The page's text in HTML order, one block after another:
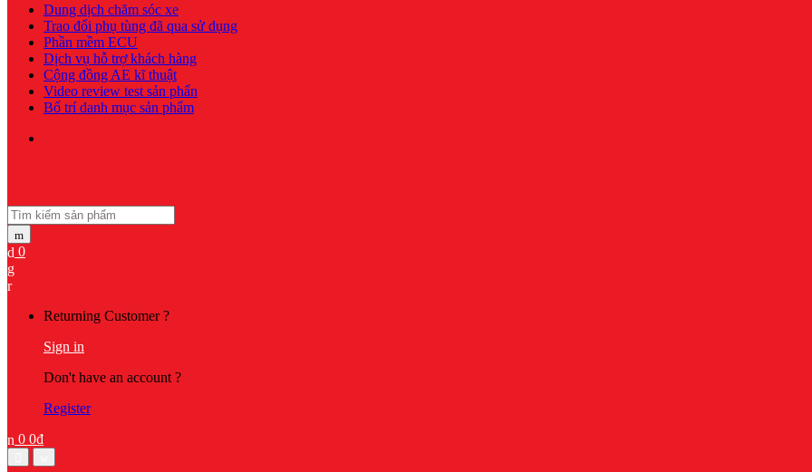
Dung dịch chăm sóc xe
Trao đổi phụ tùng đã qua sử dụng
Phần mềm ECU
Dịch vụ hỗ trợ khách hàng
Cộng đồng AE kĩ thuật
Video review test sản phẩn
Bố trí danh mục sản phẩm
Search for:
0
My
Returning Customer ?
Sign in
Don't have an account ?
Register
0 0₫